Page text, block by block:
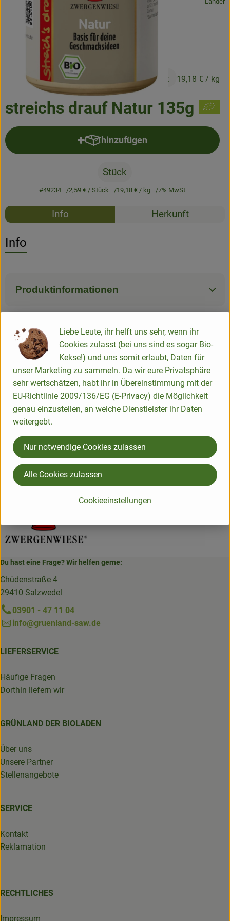
Frisches
Angebote & Neues
Naturwaren
Vorratskammer
Getränke
Service
streichs drauf Natur 135g
2,59 €/ Stück 19,18 € / kg
hinzufügen
Produkt zum Warenkorb
Stück
#49234 2,59 €/ Stück 19,18 €/ kg 7% MwSt
Rezepte
Info Herkunft
Info
Produktinformationen
Zutaten
Produktdatenblatt
Herkunft
Hersteller: Zwergenwiese
verschiedene Länder
Zwergenwiese
Du hast eine Frage? Wir helfen gerne:
Chüdenstraße 4
29410 Salzwedel
03901 - 47 11 04
info@gruenland-saw.de
LIEFERSERVICE
Häufige Fragen
Dorthin liefern wir
GRÜNLAND DER BIOLADEN
Über uns
Unsere Partner
Stellenangebote
SERVICE
Kontakt
Reklamation
RECHTLICHES
Impressum
Liebe Leute, ihr helft uns sehr, wenn ihr
Cookies zulasst (bei uns sind es sogar Bio-
Kekse!) und uns somit erlaubt, Daten für
unser Marketing zu sammeln. Da wir eure Privatsphäre
sehr wertschätzen, habt ihr in Übereinstimmung mit der
EU-Richtlinie 2009/136/EG (E-Privacy) die Möglichkeit
genau einzustellen, an welche Dienstleister ihr Daten
weitergebt.
Cookieeinstellungen
Nur notwendige Cookies zulassen
Alle Cookies zulassen